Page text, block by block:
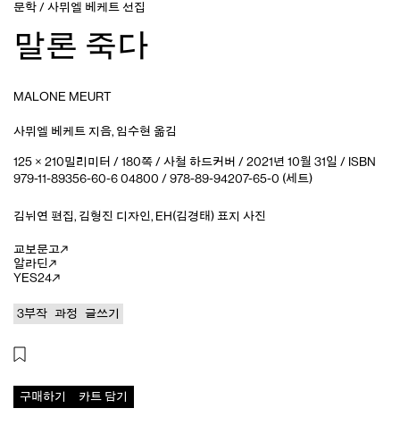
문학 / 사뮈엘 베케트 선집
말론 죽다
MALONE MEURT
사뮈엘 베케트 지음, 임수현 옮김
125 × 210밀리미터 / 180쪽 / 사철 하드커버 / 2021년 10월 31일 / ISBN
979-11-89356-60-6 04800 / 978-89-94207-65-0 (세트)
김뉘연 편집, 김형진 디자인, EH(김경태) 표지 사진
교보문고
알라딘
YES24
3부작 과정 글쓰기
카트 담기
구매하기